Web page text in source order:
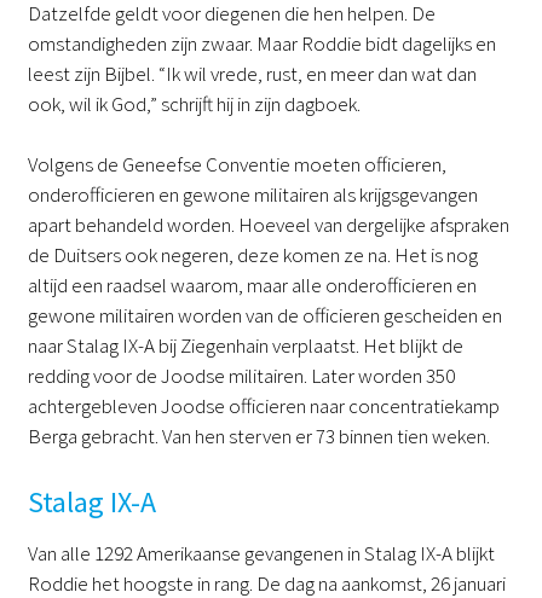
Datzelfde geldt voor diegenen die hen helpen. De
omstandigheden zijn zwaar. Maar Roddie bidt dagelijks en
leest zijn Bijbel. “Ik wil vrede, rust, en meer dan wat dan
ook, wil ik God,” schrijft hij in zijn dagboek.
Volgens de Geneefse Conventie moeten officieren,
onderofficieren en gewone militairen als krijgsgevangen
apart behandeld worden. Hoeveel van dergelijke afspraken
de Duitsers ook negeren, deze komen ze na. Het is nog
altijd een raadsel waarom, maar alle onderofficieren en
gewone militairen worden van de officieren gescheiden en
naar Stalag IX-A bij Ziegenhain verplaatst. Het blijkt de
redding voor de Joodse militairen. Later worden 350
achtergebleven Joodse officieren naar concentratiekamp
Berga gebracht. Van hen sterven er 73 binnen tien weken.
Stalag IX-A
Van alle 1292 Amerikaanse gevangenen in Stalag IX-A blijkt
Roddie het hoogste in rang. De dag na aankomst, 26 januari